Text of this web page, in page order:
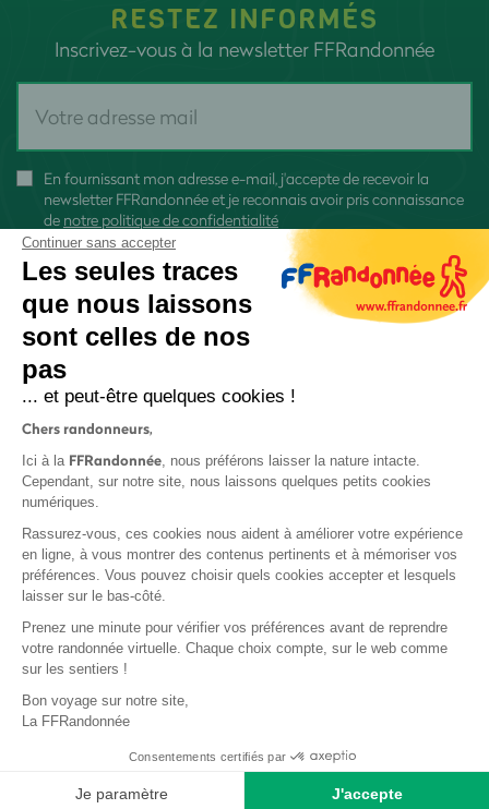
RESTEZ INFORMÉS
Inscrivez-vous à la newsletter FFRandonnée
En fournissant mon adresse e-mail, j'accepte de recevoir la
newsletter FFRandonnée et je reconnais avoir pris connaissance
de notre politique de confidentialité
Protection des données
Politique de confidentialité
Base documentaire
Continuer sans accepter
Les seules traces
que nous laissons
sont celles de nos
pas
... et peut-être quelques cookies !
Chers randonneurs,
Ici à la FFRandonnée, nous préférons laisser la nature intacte.
Cependant, sur notre site, nous laissons quelques petits cookies
numériques.
Rassurez-vous, ces cookies nous aident à améliorer votre expérience
en ligne, à vous montrer des contenus pertinents et à mémoriser vos
préférences. Vous pouvez choisir quels cookies accepter et lesquels
laisser sur le bas-côté.
Prenez une minute pour vérifier vos préférences avant de reprendre
votre randonnée virtuelle. Chaque choix compte, sur le web comme
sur les sentiers !
Bon voyage sur notre site,
La FFRandonnée
Consentements certifiés par
Je paramètre J'accepte